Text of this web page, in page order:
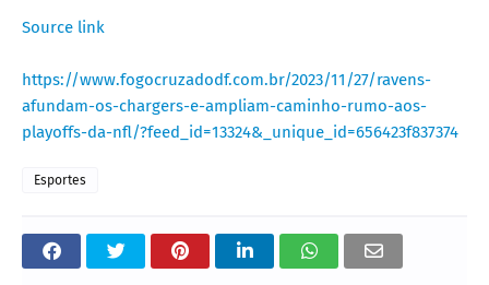
Source link
https://www.fogocruzadodf.com.br/2023/11/27/ravens-
afundam-os-chargers-e-ampliam-caminho-rumo-aos-
playoffs-da-nfl/?feed_id=13324&_unique_id=656423f837374
Esportes